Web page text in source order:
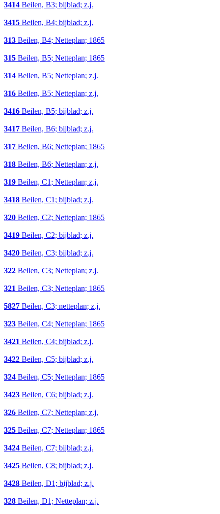
3414 Beilen, B3; bijblad; z.j.
3415 Beilen, B4; bijblad; z.j.
313 Beilen, B4; Netteplan; 1865
315 Beilen, B5; Netteplan; 1865
314 Beilen, B5; Netteplan; z.j.
316 Beilen, B5; Netteplan; z.j.
3416 Beilen, B5; bijblad; z.j.
3417 Beilen, B6; bijblad; z.j.
317 Beilen, B6; Netteplan; 1865
318 Beilen, B6; Netteplan; z.j.
319 Beilen, C1; Netteplan; z.j.
3418 Beilen, C1; bijblad; z.j.
320 Beilen, C2; Netteplan; 1865
3419 Beilen, C2; bijblad; z.j.
3420 Beilen, C3; bijblad; z.j.
322 Beilen, C3; Netteplan; z.j.
321 Beilen, C3; Netteplan; 1865
5827 Beilen, C3; netteplan; z.j.
323 Beilen, C4; Netteplan; 1865
3421 Beilen, C4; bijblad; z.j.
3422 Beilen, C5; bijblad; z.j.
324 Beilen, C5; Netteplan; 1865
3423 Beilen, C6; bijblad; z.j.
326 Beilen, C7; Netteplan; z.j.
325 Beilen, C7; Netteplan; 1865
3424 Beilen, C7; bijblad; z.j.
3425 Beilen, C8; bijblad; z.j.
3428 Beilen, D1; bijblad; z.j.
328 Beilen, D1; Netteplan; z.j.